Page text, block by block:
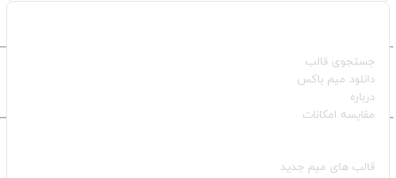
جستجوی قالب
دانلود میم باکس
درباره
مقایسه امکانات
قالب‌ های میم جدید